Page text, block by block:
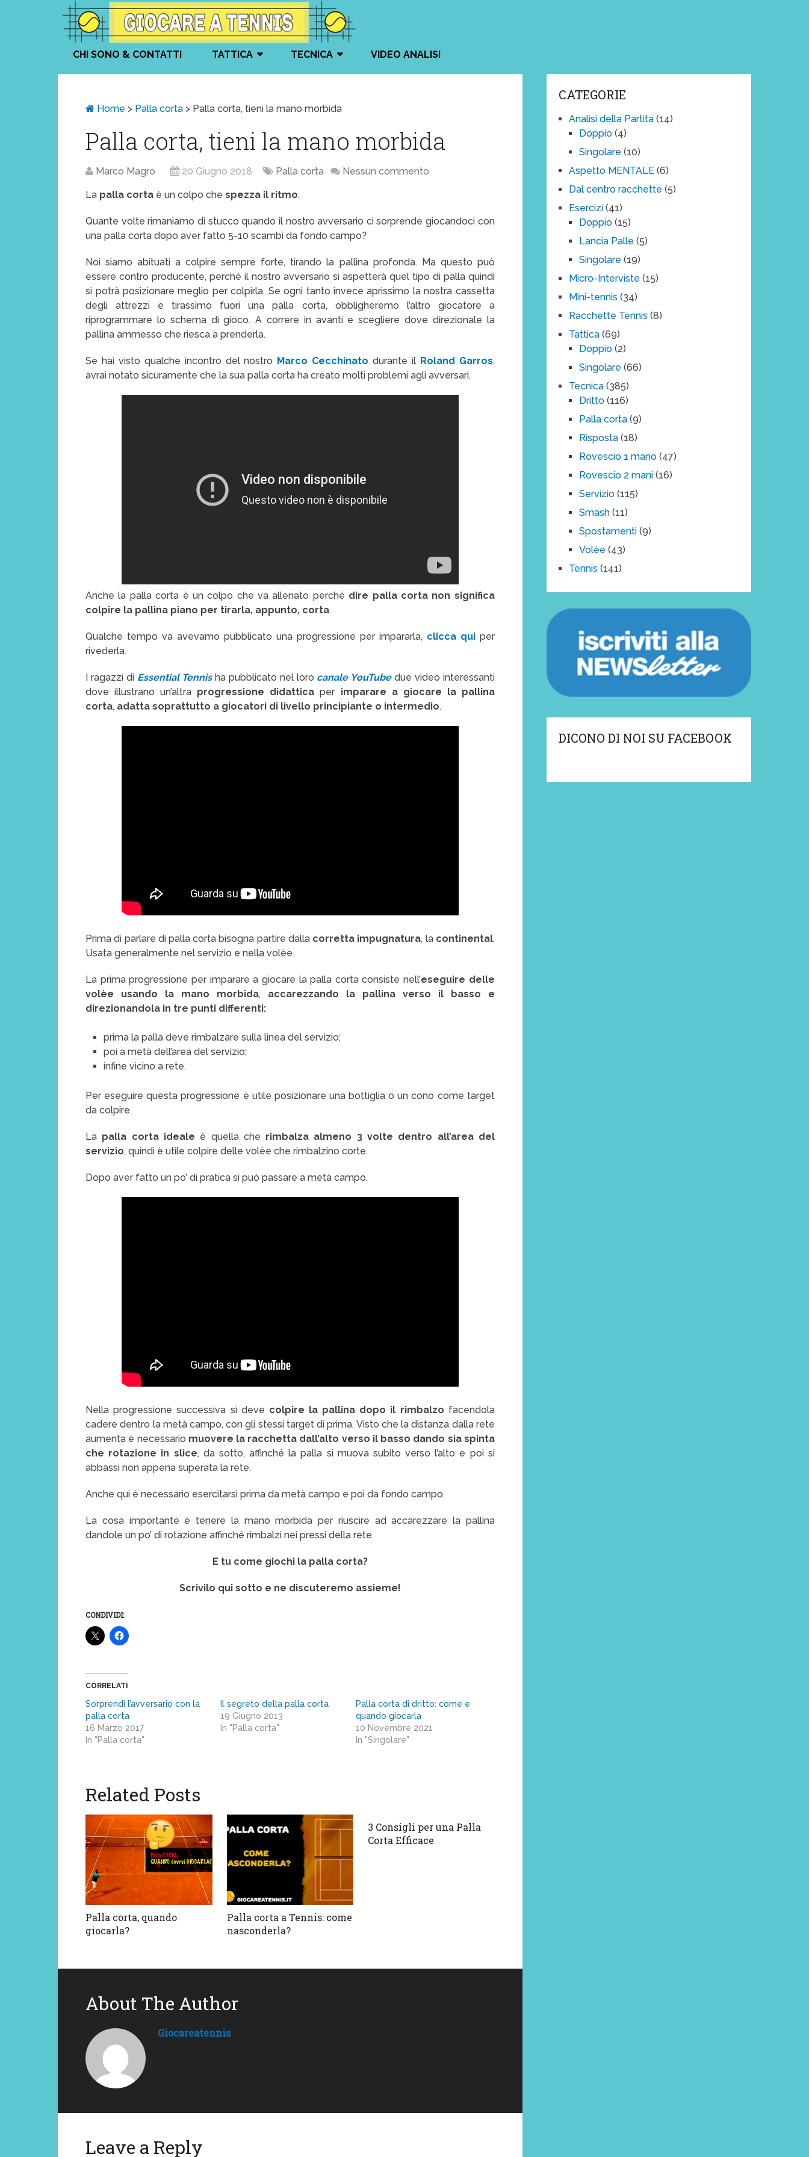
CHI SONO & CONTATTI TATTICA TECNICA VIDEO ANALISI
Home > Palla corta > Palla corta, tieni la mano morbida
Palla corta, tieni la mano morbida
Marco Magro 20 Giugno 2018 Palla corta Nessun commento
La palla corta è un colpo chespezza il ritmo.
Quante volte rimaniamo di stucco quando il nostro avversario ci sorprende giocandoci con
una palla corta dopo aver fatto 5-10 scambi da fondo campo?
Noi siamo abituati a colpire sempre forte, tirando la pallina profonda. Ma questo può
essere contro producente, perché il nostro avversario si aspetterà quel tipo di palla quindi
si potrà posizionare meglio per colpirla. Se ogni tanto invece aprissimo la nostra cassetta
degli attrezzi e tirassimo fuori una palla corta, obbligheremo l’altro giocatore a
riprogrammare lo schema di gioco. A correre in avanti e scegliere dove direzionale la
pallina ammesso che riesca a prenderla.
Se hai visto qualche incontro del nostro Marco Cecchinato durante il Roland Garros,
avrai notato sicuramente che la sua palla corta ha creato molti problemi agli avversari.
Anche la palla corta è un colpo che va allenato perché dire palla corta non significa
colpire la pallina piano per tirarla, appunto, corta.
Qualche tempo va avevamo pubblicato una progressione per impararla, clicca quiper
rivederla.
I ragazzi di Essential Tennisha pubblicato nel loro canale YouTubedue video interessanti
dove illustrano un’altra progressione didattica per imparare a giocare la pallina
corta, adatta soprattutto a giocatori di livello principiante o intermedio.
Prima di parlare di palla corta bisogna partire dallacorretta impugnatura, la continental.
Usata generalmente nel servizio e nella volèe.
La prima progressione per imparare a giocare la palla corta consiste nell’eseguire delle
volèe usando la mano morbida, accarezzando la pallina verso il basso e
direzionandola in tre punti differenti:
prima la palla deve rimbalzare sulla linea del servizio;
poi a metà dell’area del servizio;
infine vicino a rete.
Per eseguire questa progressione è utile posizionare una bottiglia o un cono come target
da colpire.
La palla corta ideale è quella che rimbalza almeno 3 volte dentro all’area del
servizio, quindi è utile colpire delle volèe che rimbalzino corte.
Dopo aver fatto un po’ di pratica si può passare a metà campo.
Nella progressione successiva si deve colpire la pallina dopo il rimbalzo facendola
cadere dentro la metà campo, con gli stessi target di prima. Visto che la distanza dalla rete
aumenta è necessario muovere la racchetta dall’alto verso il basso dando sia spinta
che rotazione in slice, da sotto, affinché la palla si muova subito verso l’alto e poi si
abbassi non appena superata la rete.
Anche qui è necessario esercitarsi prima da metà campo e poi da fondo campo.
La cosa importante è tenere la mano morbida per riuscire ad accarezzare la pallina
dandole un po’ di rotazione affinché rimbalzi nei pressi della rete.
E tu come giochi la palla corta?
Scrivilo qui sotto e ne discuteremo assieme!
CONDIVIDI:
CORRELATI
Sorprendi l’avversario con la
palla corta
16 Marzo 2017
In "Palla corta"
Il segreto della palla corta
19 Giugno 2013
In "Palla corta"
Palla corta di dritto: come e
quando giocarla
10 Novembre 2021
In "Singolare"
Related Posts
Palla corta, quando
giocarla?
Palla corta a Tennis: come
nasconderla?
3 Consigli per una Palla
Corta Efficace
About The Author
Giocareatennis
Leave a Reply
CATEGORIE
Analisi della Partita (14)
Doppio (4)
Singolare (10)
Aspetto MENTALE (6)
Dal centro racchette (5)
Esercizi (41)
Doppio (15)
Lancia Palle (5)
Singolare (19)
Micro-Interviste (15)
Mini-tennis (34)
Racchette Tennis (8)
Tattica (69)
Doppio (2)
Singolare (66)
Tecnica (385)
Dritto (116)
Palla corta (9)
Risposta (18)
Rovescio 1 mano (47)
Rovescio 2 mani (16)
Servizio (115)
Smash (11)
Spostamenti (9)
Volèe (43)
Tennis (141)
DICONO DI NOI SU FACEBOOK